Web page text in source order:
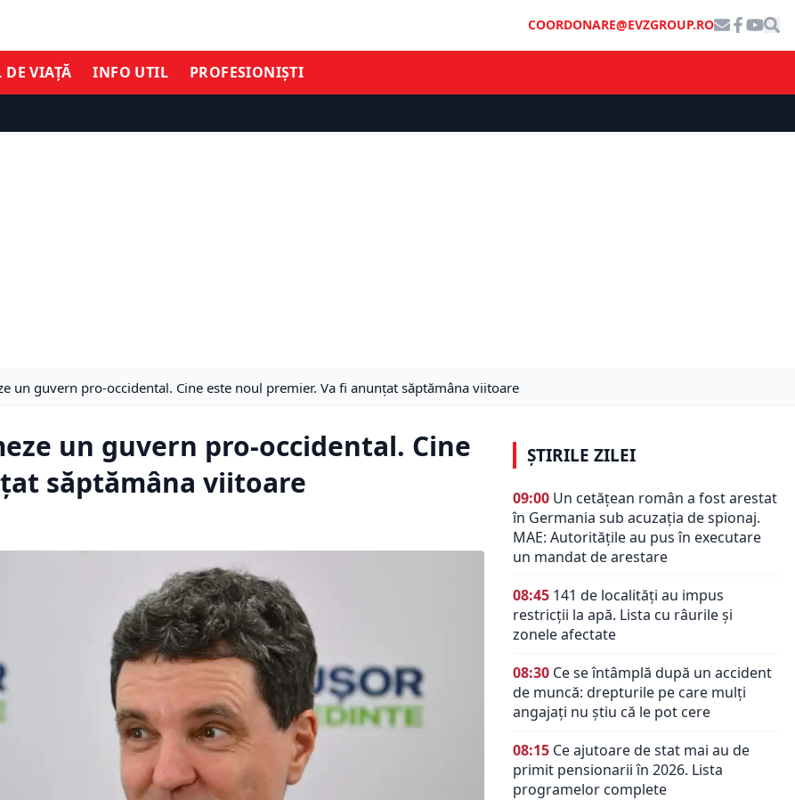
COORDONARE@EVZGROUP.RO
DE VIAȚĂ INFO UTIL PROFESIONIȘTI
un guvern pro-occidental. Cine este noul premier. Va fi anunțat săptămâna viitoare
un guvern pro-occidental. Cine
săptămâna viitoare
ȘTIRILE ZILEI
09:00 Un cetățean român a fost arestat
în Germania sub acuzația de spionaj.
MAE: Autorităţile au pus în executare
un mandat de arestare
08:45 141 de localități au impus
restricții la apă. Lista cu râurile și
zonele afectate
08:30 Ce se întâmplă după un accident
de muncă: drepturile pe care mulți
angajați nu știu că le pot cere
08:15 Ce ajutoare de stat mai au de
primit pensionarii în 2026. Lista
programelor complete